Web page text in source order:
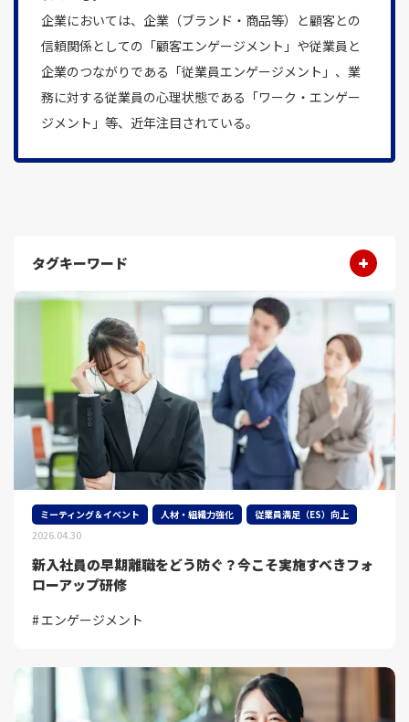
企業においては、企業（ブランド・商品等）と顧客との
信頼関係としての「顧客エンゲージメント」や従業員と
企業のつながりである「従業員エンゲージメント」、業
務に対する従業員の心理状態である「ワーク・エンゲー
ジメント」等、近年注目されている。
タグキーワード
ミーティング＆イベント 人材・組織力強化 従業員満足（ES）向上
2026.04.30
新入社員の早期離職をどう防ぐ？今こそ実施すべきフォ
ローアップ研修
エンゲージメント